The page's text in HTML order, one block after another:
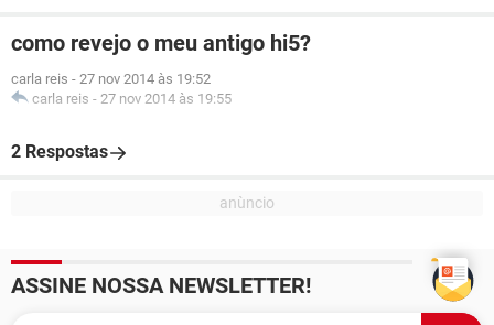
como revejo o meu antigo hi5?
carla reis - 27 nov 2014 às 19:52
carla reis - 27 nov 2014 às 19:55
2 Respostas
ASSINE NOSSA NEWSLETTER!